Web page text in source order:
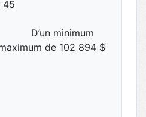
45
minimum
de 102 894 $